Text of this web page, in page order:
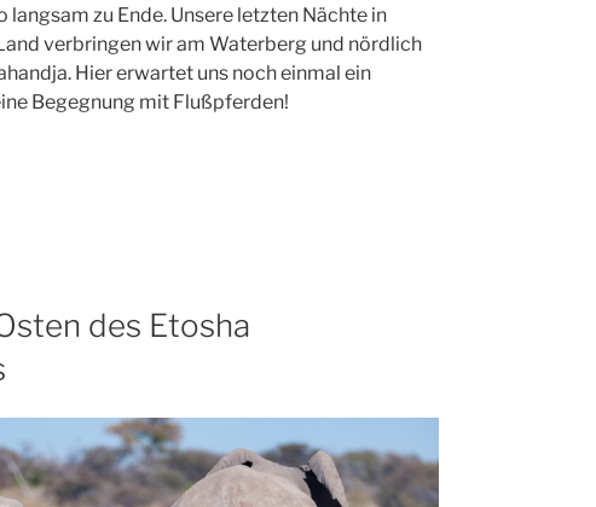
langsam zu Ende. Unsere letzten Nächte in
verbringen wir am Waterberg und nördlich
Hier erwartet uns noch einmal ein
Begegnung mit Flußpferden!
des Etosha